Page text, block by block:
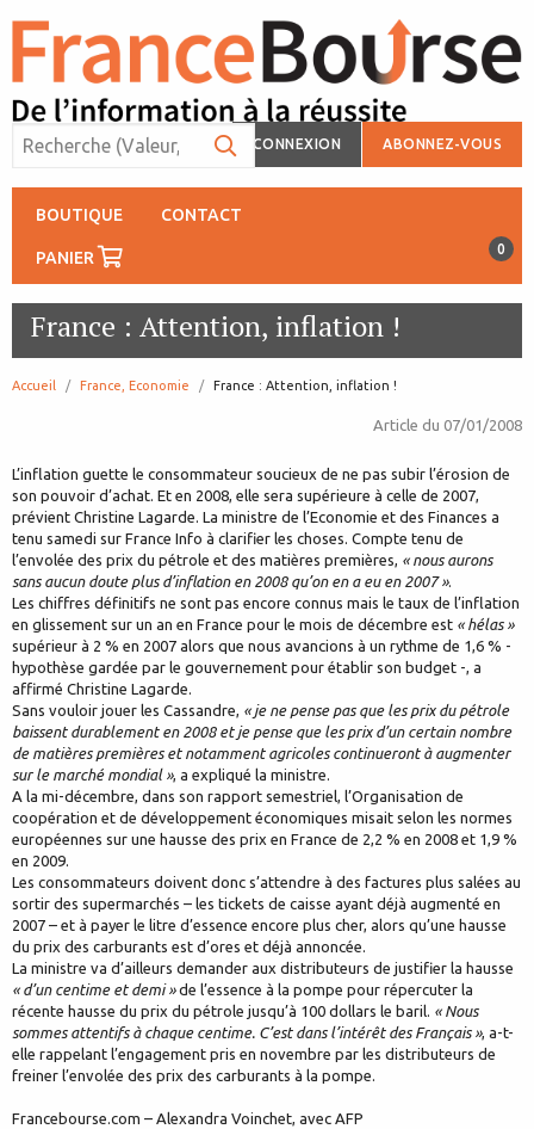
CONNEXION ABONNEZ-VOUS
BOUTIQUE CONTACT
PANIER 0
France : Attention, inflation !
Accueil France, Economie page:
France : Attention, inflation !
Article du 07/01/2008
L’inflation guette le consommateur soucieux de ne pas subir l’érosion de
son pouvoir d’achat. Et en 2008, elle sera supérieure à celle de 2007,
prévient Christine Lagarde. La ministre de l’Economie et des Finances a
tenu samedi sur France Info à clarifier les choses. Compte tenu de
l’envolée des prix du pétrole et des matières premières, « nous aurons
sans aucun doute plus d’inflation en 2008 qu’on en a eu en 2007 ».
Les chiffres définitifs ne sont pas encore connus mais le taux de l’inflation
en glissement sur un an en France pour le mois de décembre est « hélas »
supérieur à 2 % en 2007 alors que nous avancions à un rythme de 1,6 % -
hypothèse gardée par le gouvernement pour établir son budget -, a
affirmé Christine Lagarde.
Sans vouloir jouer les Cassandre, « je ne pense pas que les prix du pétrole
baissent durablement en 2008 et je pense que les prix d’un certain nombre
de matières premières et notamment agricoles continueront à augmenter
sur le marché mondial », a expliqué la ministre.
A la mi-décembre, dans son rapport semestriel, l’Organisation de
coopération et de développement économiques misait selon les normes
européennes sur une hausse des prix en France de 2,2 % en 2008 et 1,9 %
en 2009.
Les consommateurs doivent donc s’attendre à des factures plus salées au
sortir des supermarchés – les tickets de caisse ayant déjà augmenté en
2007 – et à payer le litre d’essence encore plus cher, alors qu’une hausse
du prix des carburants est d’ores et déjà annoncée.
La ministre va d’ailleurs demander aux distributeurs de justifier la hausse
« d’un centime et demi »de l’essence à la pompe pour répercuter la
récente hausse du prix du pétrole jusqu’à 100 dollars le baril. « Nous
sommes attentifs à chaque centime. C’est dans l’intérêt des Français », a-t-
elle rappelant l’engagement pris en novembre par les distributeurs de
freiner l’envolée des prix des carburants à la pompe.
Francebourse.com – Alexandra Voinchet, avec AFP